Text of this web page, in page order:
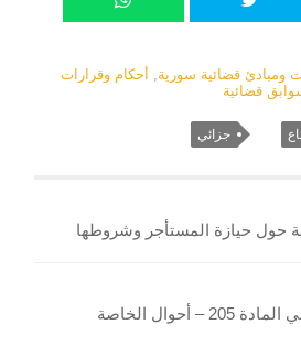
ومبادئ قضائية سورية
أحكام وقرارات
قضائية
جزائي
حول حيازة المستأجر وشروطها
اجتهادات قضائية هامة في المادة 205 – أحوال الخاصة